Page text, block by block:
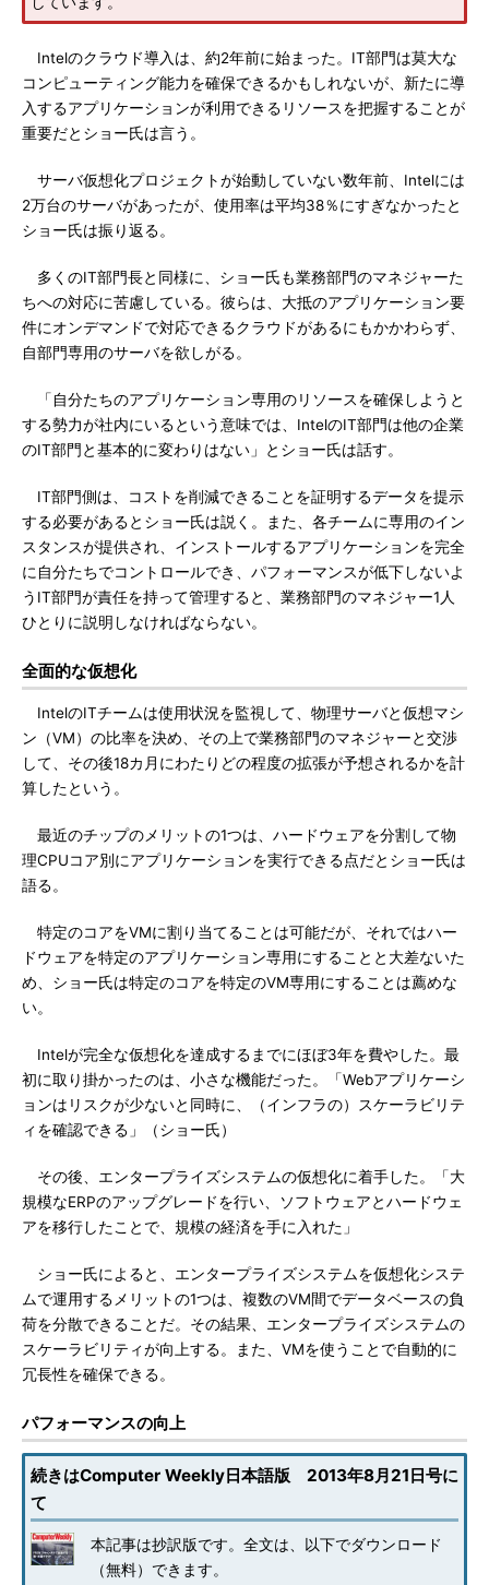
Intelのクラウド導入は、約2年前に始まった。IT部門は莫大な
コンピューティング能力を確保できるかもしれないが、新たに導
入するアプリケーションが利用できるリソースを把握することが
重要だとショー氏は言う。
サーバ仮想化プロジェクトが始動していない数年前、Intelには
2万台のサーバがあったが、使用率は平均38％にすぎなかったと
ショー氏は振り返る。
多くのIT部門長と同様に、ショー氏も業務部門のマネジャーた
ちへの対応に苦慮している。彼らは、大抵のアプリケーション要
件にオンデマンドで対応できるクラウドがあるにもかかわらず、
自部門専用のサーバを欲しがる。
「自分たちのアプリケーション専用のリソースを確保しようと
する勢力が社内にいるという意味では、IntelのIT部門は他の企業
のIT部門と基本的に変わりはない」とショー氏は話す。
IT部門側は、コストを削減できることを証明するデータを提示
する必要があるとショー氏は説く。また、各チームに専用のイン
スタンスが提供され、インストールするアプリケーションを完全
に自分たちでコントロールでき、パフォーマンスが低下しないよ
うIT部門が責任を持って管理すると、業務部門のマネジャー1人
ひとりに説明しなければならない。
全面的な仮想化
IntelのITチームは使用状況を監視して、物理サーバと仮想マシ
ン（VM）の比率を決め、その上で業務部門のマネジャーと交渉
して、その後18カ月にわたりどの程度の拡張が予想されるかを計
算したという。
最近のチップのメリットの1つは、ハードウェアを分割して物
理CPUコア別にアプリケーションを実行できる点だとショー氏は
語る。
特定のコアをVMに割り当てることは可能だが、それではハー
ドウェアを特定のアプリケーション専用にすることと大差ないた
め、ショー氏は特定のコアを特定のVM専用にすることは薦めな
い。
Intelが完全な仮想化を達成するまでにほぼ3年を費やした。最
初に取り掛かったのは、小さな機能だった。「Webアプリケーシ
ョンはリスクが少ないと同時に、（インフラの）スケーラビリテ
ィを確認できる」（ショー氏）
その後、エンタープライズシステムの仮想化に着手した。「大
規模なERPのアップグレードを行い、ソフトウェアとハードウェ
アを移行したことで、規模の経済を手に入れた」
ショー氏によると、エンタープライズシステムを仮想化システ
ムで運用するメリットの1つは、複数のVM間でデータベースの負
荷を分散できることだ。その結果、エンタープライズシステムの
スケーラビリティが向上する。また、VMを使うことで自動的に
冗長性を確保できる。
パフォーマンスの向上
続きはComputer Weekly日本語版 2013年8月21日号に
て
本記事は抄訳版です。全文は、以下でダウンロード
（無料）できます。